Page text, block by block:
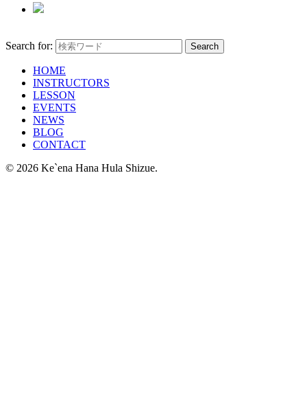
Search for:
HOME
INSTRUCTORS
LESSON
EVENTS
NEWS
BLOG
CONTACT
© 2026 Ke`ena Hana Hula Shizue.